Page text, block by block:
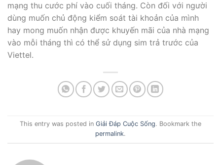
mạng thu cước phí vào cuối tháng. Còn đối với người
dùng muốn chủ động kiểm soát tài khoản của mình
hay mong muốn nhận được khuyến mãi của nhà mạng
vào mỗi tháng thì có thể sử dụng sim trả trước của
Viettel.
This entry was posted in Giải Đáp Cuộc Sống. Bookmark the
permalink.